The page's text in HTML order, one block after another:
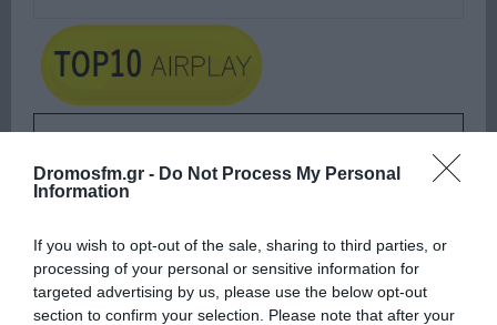
Dromosfm.gr - Do Not Process My Personal
Information
If you wish to opt-out of the sale, sharing to third parties, or
processing of your personal or sensitive information for
targeted advertising by us, please use the below opt-out
section to confirm your selection. Please note that after your